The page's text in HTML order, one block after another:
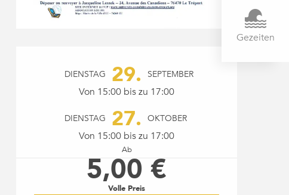
Gezeiten
ÖFFNUNGSZEITEN &
DIENSTAG 29. SEPTEMBER
Von 15:00 bis zu 17:00
DIENSTAG 27. OKTOBER
Von 15:00 bis zu 17:00
Ab
5,00 €
Volle Preis